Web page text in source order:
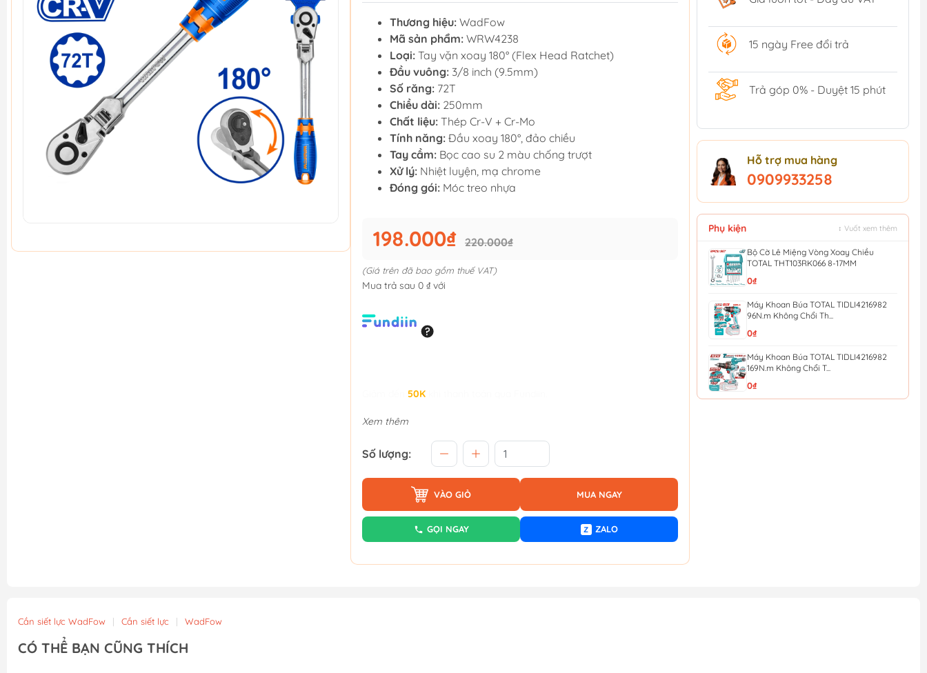
Thương hiệu: WadFow
Mã sản phẩm: WRW4238
Loại: Tay vặn xoay 180° (Flex Head Ratchet)
Đầu vuông: 3/8 inch (9.5mm)
Số răng: 72T
Chiều dài: 250mm
Chất liệu: Thép Cr-V + Cr-Mo
Tính năng: Đầu xoay 180°, đảo chiều
Tay cầm: Bọc cao su 2 màu chống trượt
Xử lý: Nhiệt luyện, mạ chrome
Đóng gói: Móc treo nhựa
198.000₫ 220.000₫
(Giá trên đã bao gồm thuế VAT)
Mua trả sau 0 ₫ với
50K
Xem thêm
Số lượng:
VÀO GIỎ MUA NGAY
GỌI NGAY Z ZALO
15 ngày Free đổi trả
Trả góp 0% - Duyệt 15 phút
Hỗ trợ mua hàng
0909933258
Phụ kiện ↕ Vuốt xem thêm
Bộ Cờ Lê Miệng Vòng Xoay Chiều
TOTAL THT103RK066 8-17MM
0₫
Máy Khoan Búa TOTAL TIDLI4216982
96N.m Không Chổi Th...
0₫
Máy Khoan Búa TOTAL TIDLI4216982
169N.m Không Chổi T...
0₫
Cần siết lực WadFow | Cần siết lực | WadFow
CÓ THỂ BẠN CŨNG THÍCH